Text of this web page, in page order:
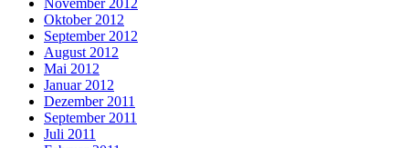
November 2012
Oktober 2012
September 2012
August 2012
Mai 2012
Januar 2012
Dezember 2011
September 2011
Juli 2011